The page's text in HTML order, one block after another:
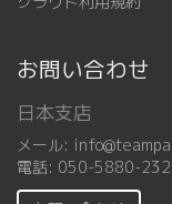
お問い合わせ
日本支店
メール:
電話: 050-5880-